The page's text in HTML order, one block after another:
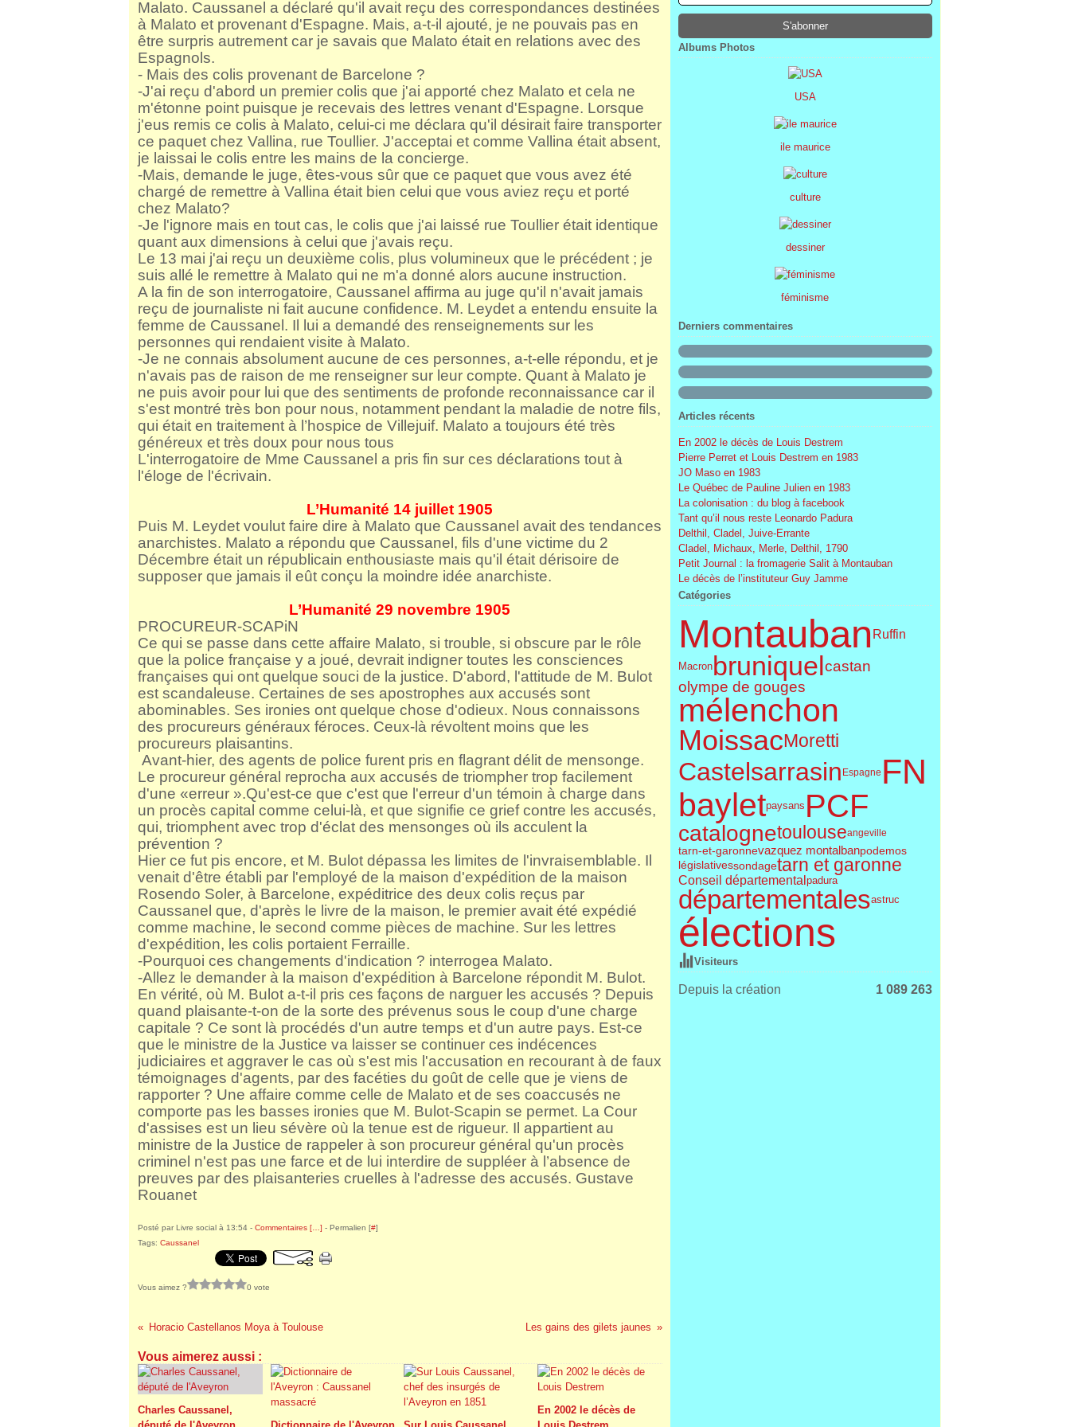
Malato. Caussanel a déclaré qu'il avait reçu des correspondances destinées
à Malato et provenant d'Espagne. Mais, a-t-il ajouté, je ne pouvais pas en
être surpris autrement car je savais que Malato était en relations avec des
Espagnols.
- Mais des colis provenant de Barcelone ?
-J'ai reçu d'abord un premier colis que j'ai apporté chez Malato et cela ne
m'étonne point puisque je recevais des lettres venant d'Espagne. Lorsque
j'eus remis ce colis à Malato, celui-ci me déclara qu'il désirait faire transporter
ce paquet chez Vallina, rue Toullier. J'acceptai et comme Vallina était absent,
je laissai le colis entre les mains de la concierge.
-Mais, demande le juge, êtes-vous sûr que ce paquet que vous avez été
chargé de remettre à Vallina était bien celui que vous aviez reçu et porté
chez Malato?
-Je l'ignore mais en tout cas, le colis que j'ai laissé rue Toullier était identique
quant aux dimensions à celui que j'avais reçu.
Le 13 mai j'ai reçu un deuxième colis, plus volumineux que le précédent ; je
suis allé le remettre à Malato qui ne m'a donné alors aucune instruction.
A la fin de son interrogatoire, Caussanel affirma au juge qu'il n'avait jamais
reçu de journaliste ni fait aucune confidence. M. Leydet a entendu ensuite la
femme de Caussanel. Il lui a demandé des renseignements sur les
personnes qui rendaient visite à Malato.
-Je ne connais absolument aucune de ces personnes, a-t-elle répondu, et je
n'avais pas de raison de me renseigner sur leur compte. Quant à Malato je
ne puis avoir pour lui que des sentiments de profonde reconnaissance car il
s'est montré très bon pour nous, notamment pendant la maladie de notre fils,
qui était en traitement à l’hospice de Villejuif. Malato a toujours été très
généreux et très doux pour nous tous
L'interrogatoire de Mme Caussanel a pris fin sur ces déclarations tout à
l'éloge de l'écrivain.
L’Humanité 14 juillet 1905
Puis M. Leydet voulut faire dire à Malato que Caussanel avait des tendances
anarchistes. Malato a répondu que Caussanel, fils d'une victime du 2
Décembre était un républicain enthousiaste mais qu'il était dérisoire de
supposer que jamais il eût conçu la moindre idée anarchiste.
L’Humanité 29 novembre 1905
PROCUREUR-SCAPiN
Ce qui se passe dans cette affaire Malato, si trouble, si obscure par le rôle
que la police française y a joué, devrait indigner toutes les consciences
françaises qui ont quelque souci de la justice. D'abord, l'attitude de M. Bulot
est scandaleuse. Certaines de ses apostrophes aux accusés sont
abominables. Ses ironies ont quelque chose d'odieux. Nous connaissons
des procureurs généraux féroces. Ceux-là révoltent moins que les
procureurs plaisantins.
Avant-hier, des agents de police furent pris en flagrant délit de mensonge.
Le procureur général reprocha aux accusés de triompher trop facilement
d'une «erreur ».Qu'est-ce que c'est que l'erreur d'un témoin à charge dans
un procès capital comme celui-là, et que signifie ce grief contre les accusés,
qui, triomphent avec trop d'éclat des mensonges où ils acculent la
prévention ?
Hier ce fut pis encore, et M. Bulot dépassa les limites de l'invraisemblable. Il
venait d'être établi par l'employé de la maison d'expédition de la maison
Rosendo Soler, à Barcelone, expéditrice des deux colis reçus par
Caussanel que, d'après le livre de la maison, le premier avait été expédié
comme machine, le second comme pièces de machine. Sur les lettres
d'expédition, les colis portaient Ferraille.
-Pourquoi ces changements d'indication ? interrogea Malato.
-Allez le demander à la maison d'expédition à Barcelone répondit M. Bulot.
En vérité, où M. Bulot a-t-il pris ces façons de narguer les accusés ? Depuis
quand plaisante-t-on de la sorte des prévenus sous le coup d'une charge
capitale ? Ce sont là procédés d'un autre temps et d'un autre pays. Est-ce
que le ministre de la Justice va laisser se continuer ces indécences
judiciaires et aggraver le cas où s'est mis l'accusation en recourant à de faux
témoignages d'agents, par des facéties du goût de celle que je viens de
rapporter ? Une affaire comme celle de Malato et de ses coaccusés ne
comporte pas les basses ironies que M. Bulot-Scapin se permet. La Cour
d'assises est un lieu sévère où la tenue est de rigueur. Il appartient au
ministre de la Justice de rappeler à son procureur général qu'un procès
criminel n'est pas une farce et de lui interdire de suppléer à l’absence de
preuves par des plaisanteries cruelles à l'adresse des accusés. Gustave
Rouanet
Posté par Livre social à 13:54 - Commentaires [ ] - Permalien [#]
Tags: Caussanel
Vous aimez ? 0 vote
Horacio Castellanos Moya à Toulouse Les gains des gilets jaunes
Vous aimerez aussi :
Charles Caussanel,
En 2002 le décès de
Janvier(68)
Février(7)
Janvier(2)
Albums Photos
USA
ile maurice
culture
dessiner
féminisme
Derniers commentaires
Articles récents
En 2002 le décès de Louis Destrem
Pierre Perret et Louis Destrem en 1983
JO Maso en 1983
Le Québec de Pauline Julien en 1983
La colonisation : du blog à facebook
Tant qu’il nous reste Leonardo Padura
Delthil, Cladel, Juive-Errante
Cladel, Michaux, Merle, Delthil, 1790
Petit Journal : la fromagerie Salit à Montauban
Le décès de l’instituteur Guy Jamme
Catégories
Montauban Ruffin
Macronbruniquelcastan
olympe de gouges
mélenchon
MoissacMoretti
Castelsarrasin Espagne FN
bayletpaysans PCF
catalognetoulouseangeville
tarn-et-garonnevazquez montalbanpodemos
législativessondagetarn et garonne
Conseil départemental padura
départementalesastruc
élections
Visiteurs
Depuis la création 1 089 263